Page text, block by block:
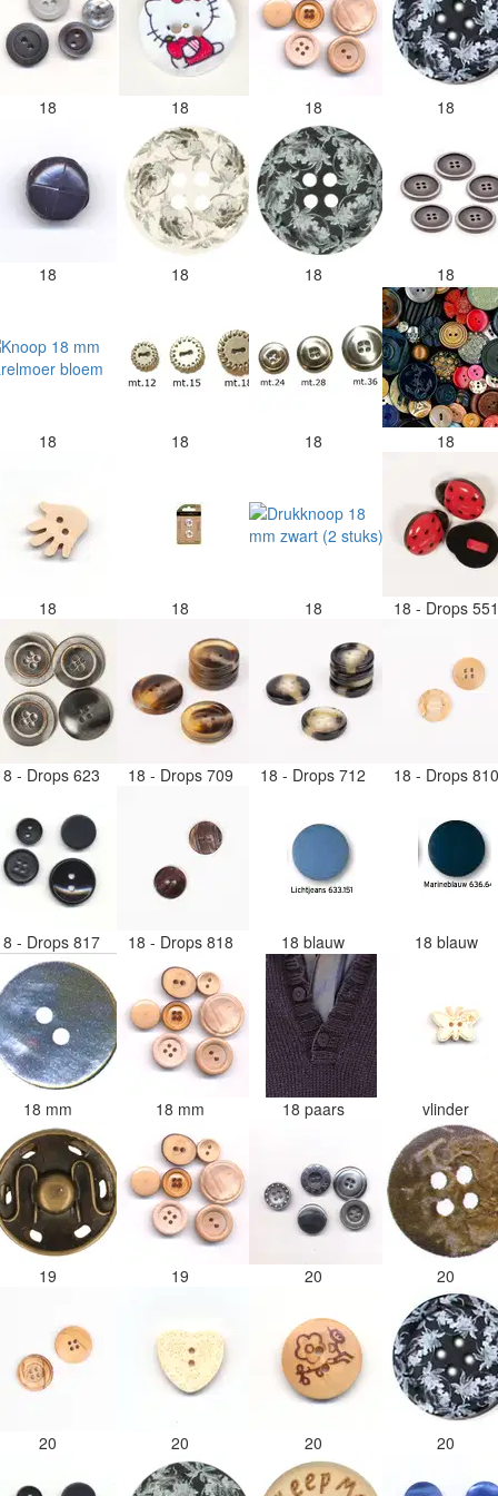
18 18 18 18
18 18 18 18
18 18 18 18
18 18 18 18 - Drops
- Drops 623 18 - Drops 709 18 - Drops 712 18 - Drops
- Drops 817 18 - Drops 818 18 blauw 18 blauw
18 mm 18 mm 18 paars vlinder
19 19 20 20
20 20 20 20